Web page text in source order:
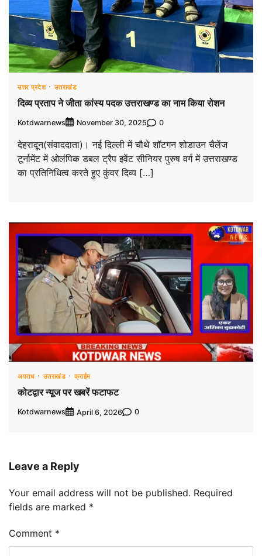
उत्तर प्रदेश उत्तराखंड
दिव्य प्रताप ने जीता कांस्य पदक उत्तराखण्ड का नाम किया रोशन
Kotdwarnews November 30, 2025 0
देहरादून(संवाददाता)। नई दिल्ली में चौथे शॉटगन शोडाउन चैलेंज
टूर्नामेंट में ओलंपिक डबल ट्रैप इवेंट सीनियर पुरुष वर्ग में उत्तराखण्ड
का प्रतिनिधित्व करते हुए कुंवर दिव्य […]
अपराध उत्तराखंड क्राईम
कोटद्वार न्यूज पर खबरें फटाफट
Kotdwarnews April 6, 2026 0
Leave a Reply
Your email address will not be published. Required
fields are marked *
Comment *